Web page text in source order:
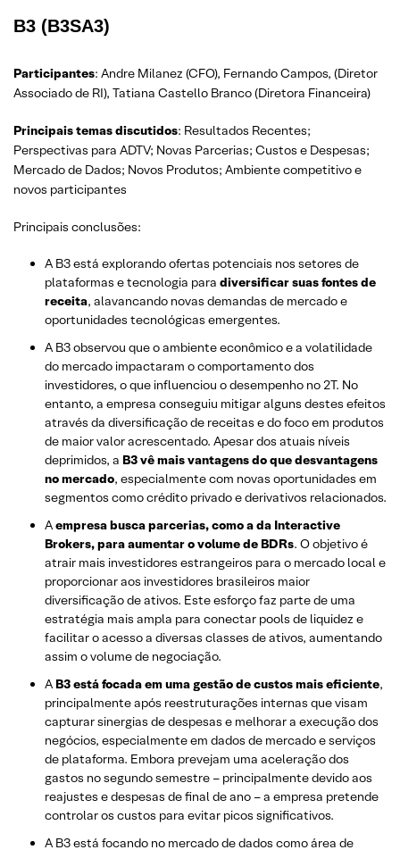
B3 (B3SA3)
Participantes: Andre Milanez (CFO), Fernando Campos, (Diretor
Associado de RI), Tatiana Castello Branco (Diretora Financeira)
Principais temas discutidos: Resultados Recentes;
Perspectivas para ADTV; Novas Parcerias; Custos e Despesas;
Mercado de Dados; Novos Produtos; Ambiente competitivo e
novos participantes
Principais conclusões:
A B3 está explorando ofertas potenciais nos setores de
plataformas e tecnologia para diversificar suas fontes de
receita, alavancando novas demandas de mercado e
oportunidades tecnológicas emergentes.
A B3 observou que o ambiente econômico e a volatilidade
do mercado impactaram o comportamento dos
investidores, o que influenciou o desempenho no 2T. No
entanto, a empresa conseguiu mitigar alguns destes efeitos
através da diversificação de receitas e do foco em produtos
de maior valor acrescentado. Apesar dos atuais níveis
deprimidos, a B3 vê mais vantagens do que desvantagens
no mercado, especialmente com novas oportunidades em
segmentos como crédito privado e derivativos relacionados.
Aempresa busca parcerias, como a da Interactive
Brokers, para aumentar o volume de BDRs. O objetivo é
atrair mais investidores estrangeiros para o mercado local e
proporcionar aos investidores brasileiros maior
diversificação de ativos. Este esforço faz parte de uma
estratégia mais ampla para conectar pools de liquidez e
facilitar o acesso a diversas classes de ativos, aumentando
assim o volume de negociação.
A B3 está focada em uma gestão de custos mais eficiente,
principalmente após reestruturações internas que visam
capturar sinergias de despesas e melhorar a execução dos
negócios, especialmente em dados de mercado e serviços
de plataforma. Embora prevejam uma aceleração dos
gastos no segundo semestre – principalmente devido aos
reajustes e despesas de final de ano – a empresa pretende
controlar os custos para evitar picos significativos.
A B3 está focando no mercado de dados como área de